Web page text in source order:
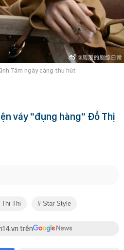
Tâm ngày càng thu hút
váy "đụng hàng" Đỗ Thị
Thi Star Style
trên